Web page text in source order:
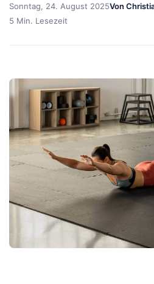
Sonntag, 24. August 2025Von
5 Min. Lesezeit